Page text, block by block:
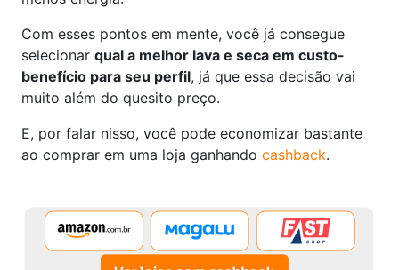
Com esses pontos em mente, você já consegue
selecionar qual a melhor lava e seca em custo-
benefício para seu perfil, já que essa decisão vai
muito além do quesito preço.
E, por falar nisso, você pode economizar bastante
ao comprar em uma loja ganhando cashback.